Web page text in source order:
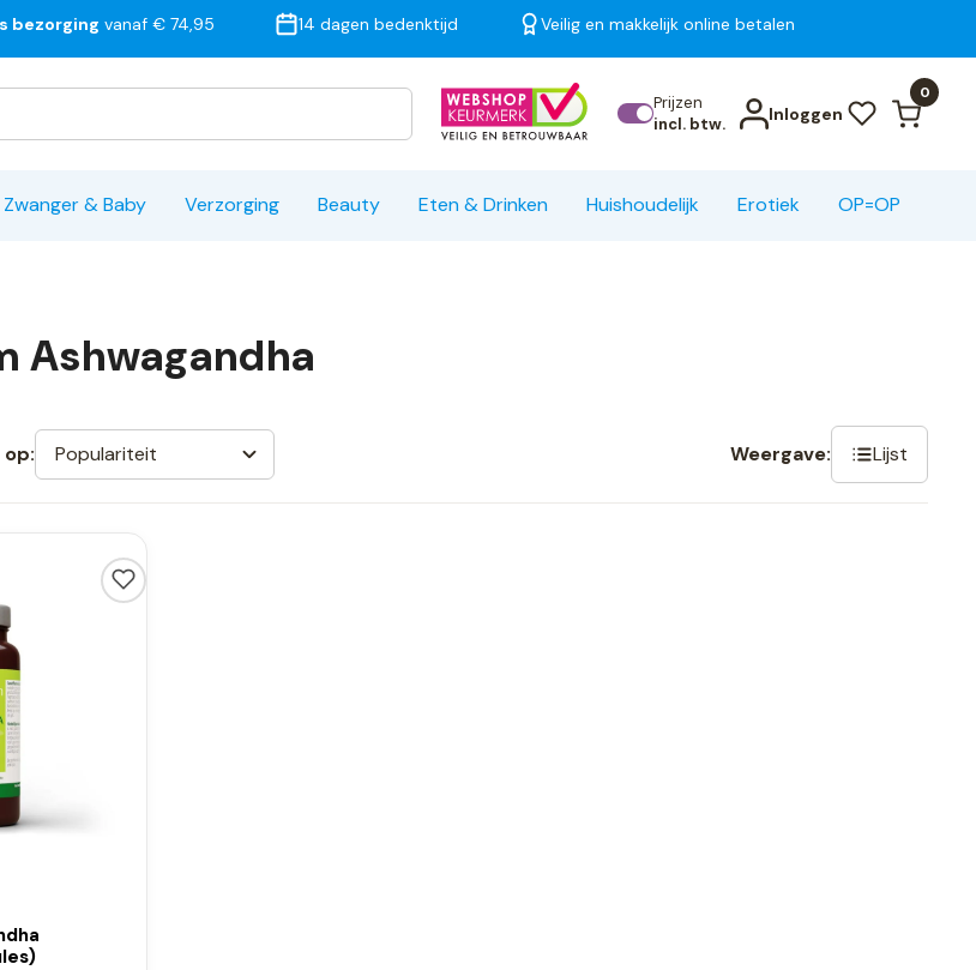
bezorging vanaf € 74,95 14 dagen bedenktijd Veilig en makkelijk online betalen
Prijzen
incl. btw.
Inloggen
0
Zwanger & Baby Verzorging Beauty Eten & Drinken Huishoudelijk Erotiek OP=OP
Bekijk alle resultaten
Ashwagandha
Populariteit Weergave: Lijst